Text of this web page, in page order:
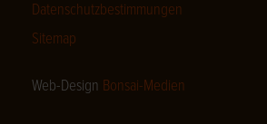
Datenschutzbestimmungen
Sitemap
Web-Design Bonsai-Medien